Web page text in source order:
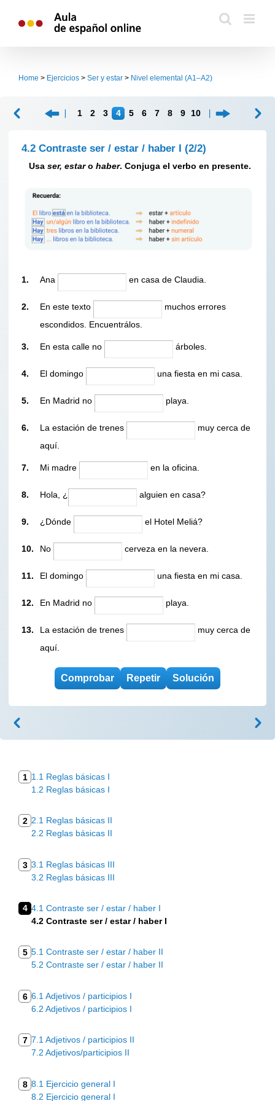
Home > Ejercicios > Ser y estar > Nivel elemental (A1–A2)
1 2 3 4 5 6 7 8 9 10
4.2 Contraste ser / estar / haber I (2/2)
Usa ser, estaro haber. Conjuga el verbo en presente.
1. Ana en casa de Claudia.
2. En este texto
muchos errores
escondidos. Encuentrálos.
3. En esta calle no árboles.
4. El domingo una fiesta en mi casa.
5. En Madrid no playa.
6. La estación de trenes
muy cerca de
aquí.
7. Mi madre en la oficina.
8. Hola, ¿ alguien en casa?
9. ¿Dónde el Hotel Meliá?
10. No cerveza en la nevera.
11. El domingo una fiesta en mi casa.
12. En Madrid no playa.
13. La estación de trenes
muy cerca de
aquí.
1 1.1 Reglas básicas I
1.2 Reglas básicas I
2 2.1 Reglas básicas II
2.2 Reglas básicas II
3 3.1 Reglas básicas III
3.2 Reglas básicas III
4 4.1 Contraste ser / estar / haber I
4.2 Contraste ser / estar / haber I
5 5.1 Contraste ser / estar / haber II
5.2 Contraste ser / estar / haber II
6 6.1 Adjetivos / participios I
6.2 Adjetivos / participios I
7 7.1 Adjetivos / participios II
7.2 Adjetivos/participios II
8 8.1 Ejercicio general I
8.2 Ejercicio general I